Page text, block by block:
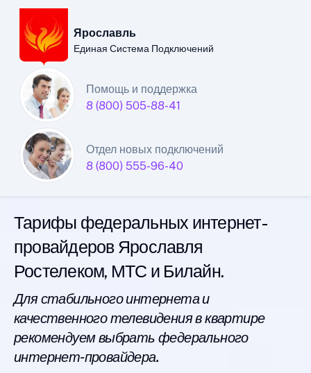
Ярославль
Единая Система Подключений
Помощь и поддержка
8 (800) 505-88-41
Отдел новых подключений
8 (800) 555-96-40
Ярославский филиал
Единой Системы
Подключений
интернета
Тарифы федеральных интернет-
провайдеров Ярославля
Ростелеком, МТС и Билайн.
Для стабильного интернета и
качественного телевидения в квартире
рекомендуем выбрать федерального
интернет-провайдера.